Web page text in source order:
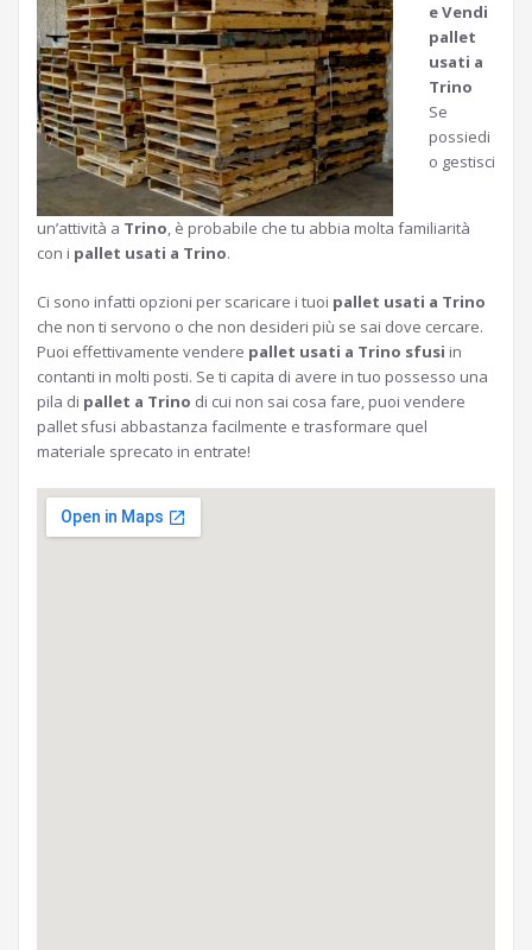
e Vendi
pallet
usati a
Trino
Se
possiedi
o gestisci
un’attività a Trino, è probabile che tu abbia molta familiarità
con i pallet usati a Trino.
Ci sono infatti opzioni per scaricare i tuoi pallet usati a Trino
che non ti servono o che non desideri più se sai dove cercare.
Puoi effettivamente vendere pallet usati a Trino sfusi in
contanti in molti posti. Se ti capita di avere in tuo possesso una
pila di pallet a Trino di cui non sai cosa fare, puoi vendere
pallet sfusi abbastanza facilmente e trasformare quel
materiale sprecato in entrate!